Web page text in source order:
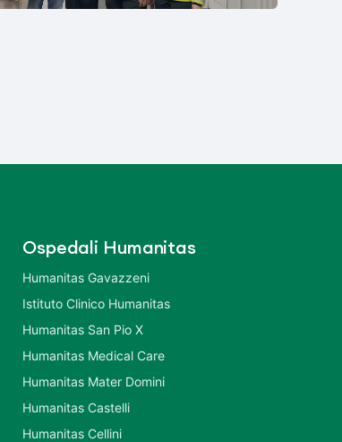
Ospedali Humanitas
Humanitas Gavazzeni
Istituto Clinico Humanitas
Humanitas San Pio X
Humanitas Medical Care
Humanitas Mater Domini
Humanitas Castelli
Humanitas Cellini